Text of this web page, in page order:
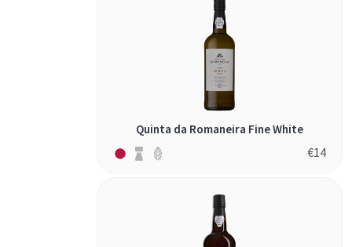
Quinta da Romaneira Fine White
€14